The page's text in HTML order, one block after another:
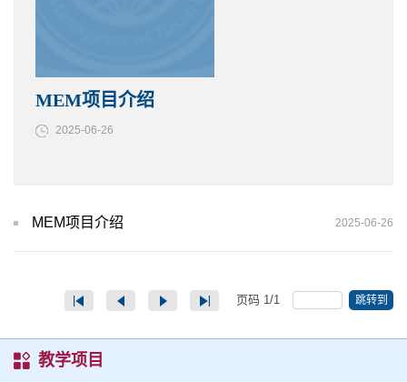
MEM项目介绍
2025-06-26
MEM项目介绍 2025-06-26
页码 1/1 跳转到
教学项目